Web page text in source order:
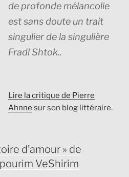
de profonde mélancolie
est sans doute un trait
singulier de la singulière
Fradl Shtok..
Lire la critique de Pierre
Ahnne sur son blog littéraire.
d’amour » de
VeShirim